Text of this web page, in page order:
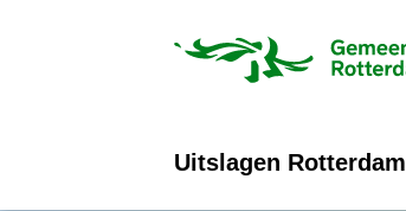
Uitslagen Rotterdam